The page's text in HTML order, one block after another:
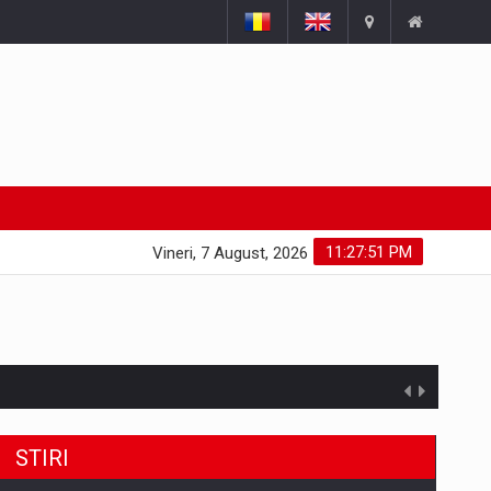
11:27:52 PM
Vineri, 7 August, 2026
STIRI